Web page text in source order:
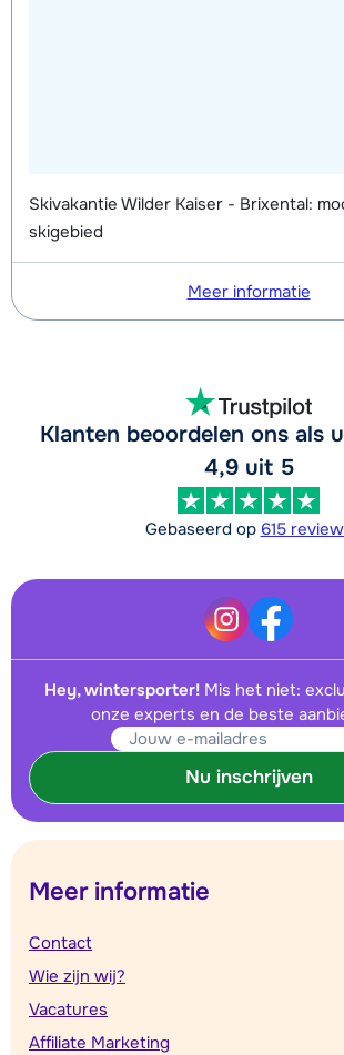
Skivakantie Wilder Kaiser - Brixental:
skigebied
Meer informatie
Klanten beoordelen ons als
4,9 uit 5
Gebaseerd op 615
Hey, wintersporter! Mis het niet:
onze experts en de beste
Nu inschrijven
Meer informatie
Contact
Wie zijn wij?
Vacatures
Affiliate Marketing